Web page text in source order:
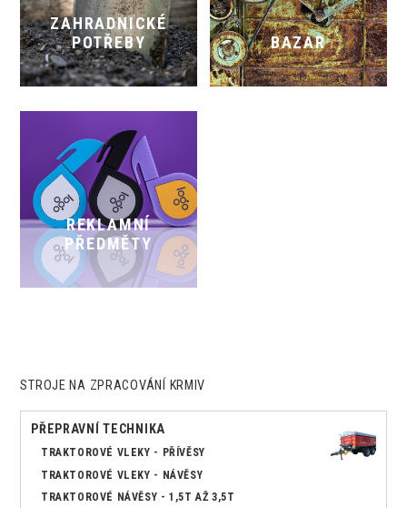
ZAHRADNICKÉ
POTŘEBY
BAZAR
REKLAMNÍ
PŘEDMĚTY
STROJE NA ZPRACOVÁNÍ KRMIV
PŘEPRAVNÍ TECHNIKA
TRAKTOROVÉ VLEKY - PŘÍVĚSY
TRAKTOROVÉ VLEKY - NÁVĚSY
TRAKTOROVÉ NÁVĚSY - 1,5T AŽ 3,5T